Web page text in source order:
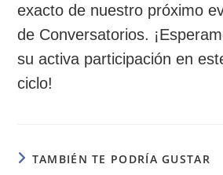
exacto de nuestro próximo
de Conversatorios.
su activa participación en
ciclo!
TAMBIÉN TE PODRÍA GUSTAR